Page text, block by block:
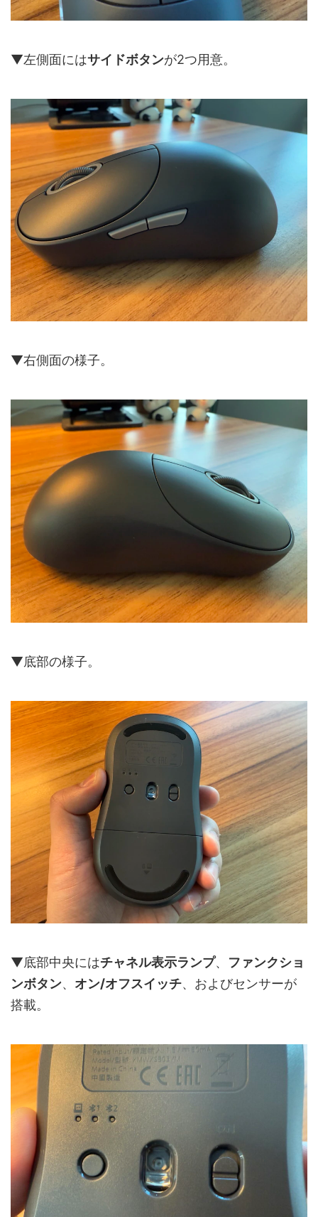
▼左側面にはサイドボタンが2つ用意。
▼右側面の様子。
▼底部の様子。
▼底部中央にはチャネル表示ランプ、 ファンクショ
ンボタン、 オン/オフスイッチ、およびセンサーが
搭載。